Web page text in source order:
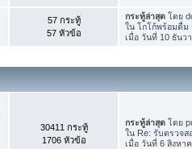
57 กระทู้
57 หัวข้อ
กระทู้ล่าสุด โดย
ในโกโก้พร้อมดื่ม
เมื่อ วันที่ 10 ธันว
30411 กระทู้
1706 หัวข้อ
กระทู้ล่าสุด โดย
ใน Re: รับตรวจส
เมื่อ วันที่ 6 สิงหา